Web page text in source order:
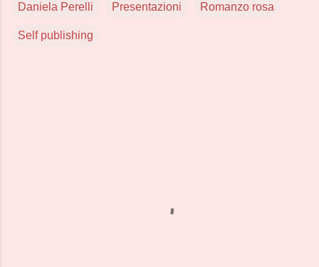
Daniela Perelli Presentazioni Romanzo rosa
Self publishing